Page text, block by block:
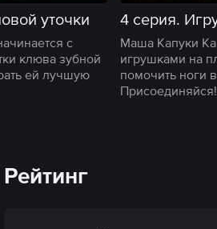
уточки
с
клюва зубной
ей лучшую
Маша Капуки
игрушками на
помочить ноги
Присоединяйся!
Рейтинг